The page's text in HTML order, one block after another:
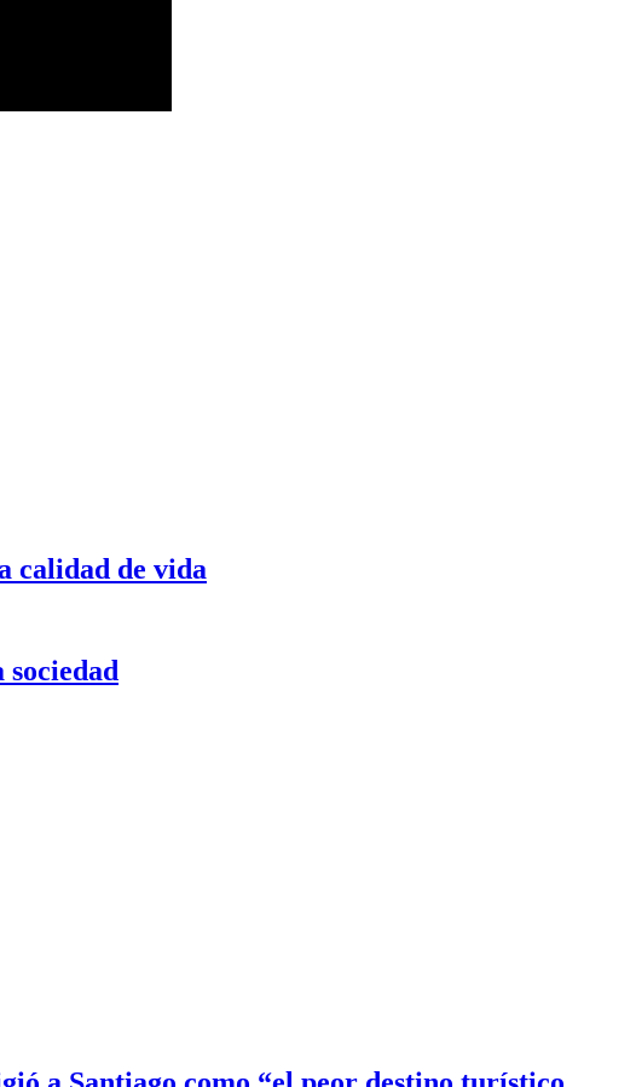
calidad de vida